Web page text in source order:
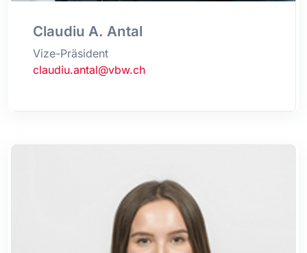
Claudiu A. Antal
Vize-Präsident
claudiu.antal@vbw.ch